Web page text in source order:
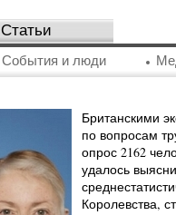
Статьи
События и люди
Британскими
по вопросам
опрос 2162
удалось
Королевства,